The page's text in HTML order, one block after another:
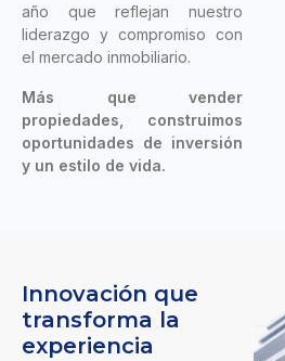
año que reflejan nuestro
liderazgo y compromiso con
el mercado inmobiliario.
Más que vender
propiedades, construimos
oportunidades de inversión
y un estilo de vida.
Innovación que
transforma la
experiencia